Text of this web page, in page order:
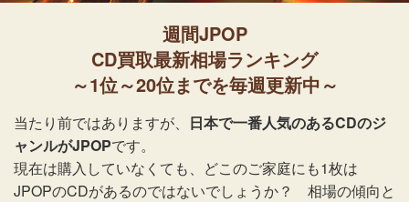
週間JPOP
CD買取最新相場ランキング
～1位～20位までを毎週更新中～
当たり前ではありますが、 日本で一番人気のあるCDのジ
ャンルがJPOPです。
現在は購入していなくても、どこのご家庭にも1枚は
JPOPのCDがあるのではないでしょうか？ 相場の傾向と